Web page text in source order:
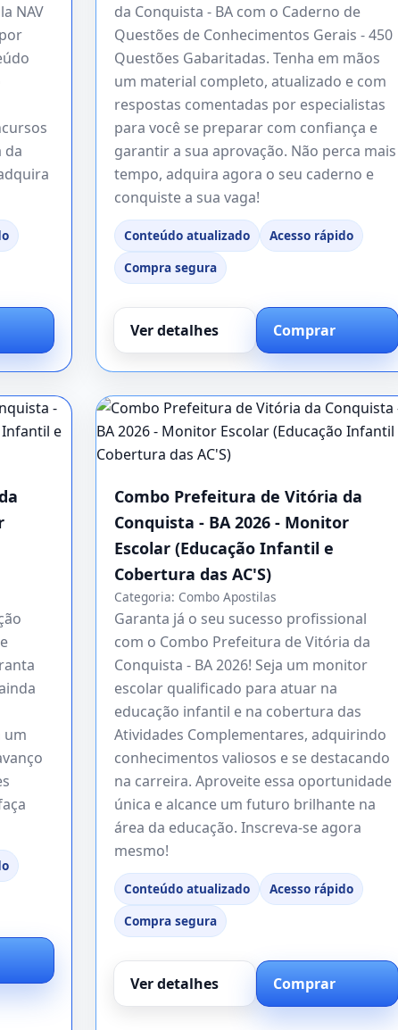
NAV
da
da Conquista - BA com o Caderno de
Questões de Conhecimentos Gerais - 450
Questões Gabaritadas. Tenha em mãos
um material completo, atualizado e com
respostas comentadas por especialistas
para você se preparar com confiança e
garantir a sua aprovação. Não perca mais
tempo, adquira agora o seu caderno e
conquiste a sua vaga!
Conteúdo atualizado
Acesso rápido
Compra segura
Ver detalhes Comprar
um
Combo Prefeitura de Vitória da
Conquista - BA 2026 - Monitor
Escolar (Educação Infantil e
Cobertura das AC'S)
Categoria: Combo Apostilas
Garanta já o seu sucesso profissional
com o Combo Prefeitura de Vitória da
Conquista - BA 2026! Seja um monitor
escolar qualificado para atuar na
educação infantil e na cobertura das
Atividades Complementares, adquirindo
conhecimentos valiosos e se destacando
na carreira. Aproveite essa oportunidade
única e alcance um futuro brilhante na
área da educação. Inscreva-se agora
mesmo!
Conteúdo atualizado
Acesso rápido
Compra segura
Ver detalhes Comprar